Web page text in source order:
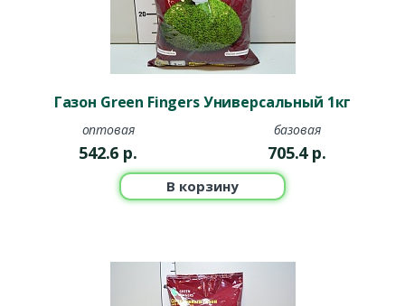
Газон Green Fingers Универсальный 1кг
оптовая
542.6 р.
базовая
705.4 р.
В корзину